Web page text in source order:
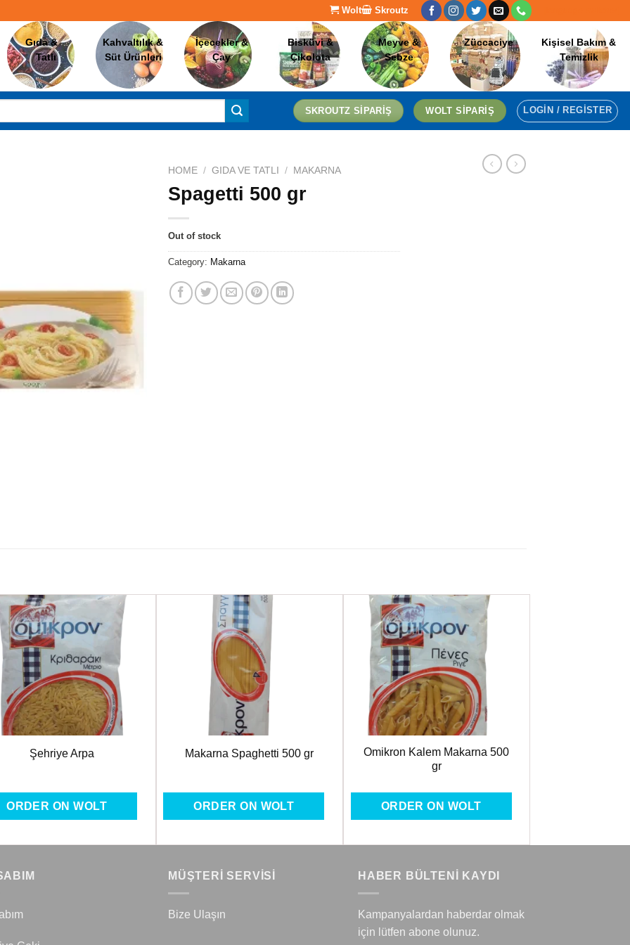
Wolt Skroutz
Gıda &
Tatlı
Kahvaltılık &
Süt Ürünleri
İçecekler &
Çay
Bisküvi &
Çikolota
Meyve &
Sebze
Züccaciye
Kişisel Bakım &
Temizlik
SKROUTZ SIPARIŞ WOLT SIPARIŞ LOGIN / REGISTER
HOME / GIDA VE TATLI / MAKARNA
Spagetti 500 gr
Out of stock
Category: Makarna
Favorilere
Şehriye Arpa
ORDER ON WOLT
Makarna Spaghetti 500 gr
ORDER ON WOLT
Ekle
Omikron Kalem Makarna 500
gr
ORDER ON WOLT
MÜŞTERİ SERVİSİ
Bize Ulaşın
HABER BÜLTENİ KAYDI
Kampanyalardan haberdar olmak
için lütfen abone olunuz.